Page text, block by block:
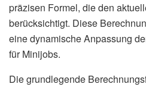
präzisen Formel, die den
berücksichtigt. Diese
eine dynamische Anpassung
für Minijobs.
Die grundlegende